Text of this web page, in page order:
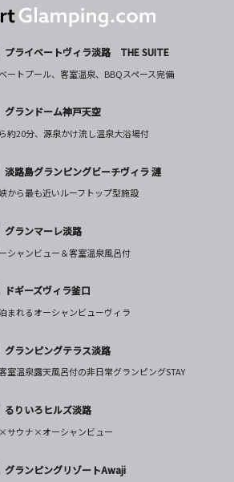
プライベートヴィラ淡路 THE SUITE
ートプール、客室温泉、BBQスペース完備
グランドーム神戸天空
約20分、源泉かけ流し温泉大浴場付
淡路島グランピングビーチヴィラ 漣
から最も近いルーフトップ型施設
グランマーレ淡路
シャンビュー＆客室温泉風呂付
ドギーズヴィラ釜口
まれるオーシャンビューヴィラ
グランピングテラス淡路
室温泉露天風呂付の非日常グランピングSTAY
るりいろヒルズ淡路
サウナ×オーシャンビュー
グランピングリゾートAwaji